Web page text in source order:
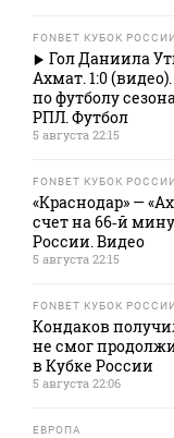
FONBET КУБОК
Гол Даниила
Ахмат. 1:0
по футболу
РПЛ. Футбол
5 августа 22:15
FONBET КУБОК
«Краснодар» —
счет на 66‑й
России. Видео
5 августа 22:15
FONBET КУБОК
Кондаков
не смог
в Кубке России
5 августа 22:06
ЕВРОПА